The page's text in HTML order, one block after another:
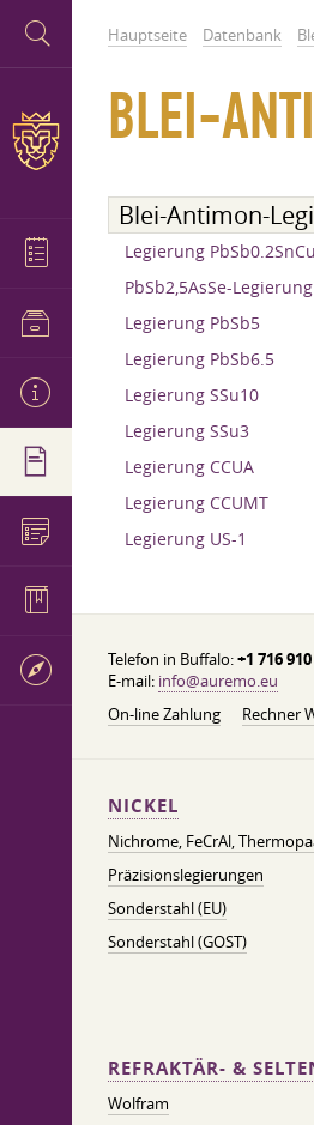
Hauptseite Datenbank
BLEI-
Blei-Antimon-
Legierung PbSb0.2SnCu
PbSb2,5AsSe-Legierung
Legierung PbSb5
Legierung PbSb6.5
Legierung SSu10
Legierung SSu3
Legierung CCUA
Legierung CCUMT
Legierung US-1
Telefon in Buffalo:+1 716
E-mail: info@auremo.eu
On-line Zahlung
Rechner
NICKEL
Nichrome, FeСrAl,
Präzisionslegierungen
Sonderstahl (EU)
Sonderstahl (GOST)
REFRAKTÄR- &
Wolfram